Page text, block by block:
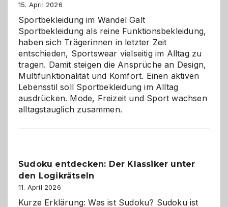
Chaos
15. April 2026
Sportbekleidung im Wandel Galt
Sportbekleidung als reine Funktionsbekleidung,
haben sich Trägerinnen in letzter Zeit
entschieden, Sportswear vielseitig im Alltag zu
tragen. Damit steigen die Ansprüche an Design,
Multifunktionalität und Komfort. Einen aktiven
Lebensstil soll Sportbekleidung im Alltag
ausdrücken. Mode, Freizeit und Sport wachsen
alltagstauglich zusammen.
Sudoku entdecken: Der Klassiker unter
den Logikrätseln
11. April 2026
Kurze Erklärung: Was ist Sudoku? Sudoku ist